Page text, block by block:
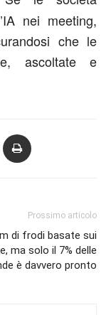
nei meeting,
che le
ascoltate e
Prossimo articolo
di frodi basate sui
ma solo il 7% delle
è davvero pronto